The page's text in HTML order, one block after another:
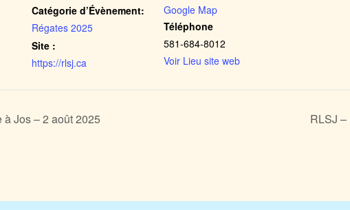
Catégorie d’Évènement:
Régates 2025
Site :
https://rlsj.ca
Google Map
Téléphone
581-684-8012
Voir Lieu site web
Jos – 2 août 2025 RLSJ